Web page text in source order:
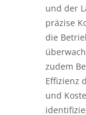
und der
präzise
die
zudem
Effizienz
und